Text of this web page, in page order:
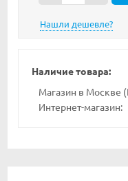
Наличие товара:
Магазин в Москве
Интернет-магазин: